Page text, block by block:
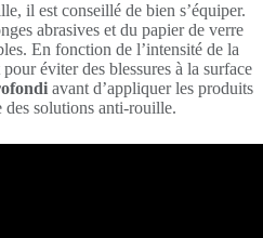
il est conseillé de bien s’équiper.
abrasives et du papier de verre
En fonction de l’intensité de la
éviter des blessures à la surface
avant d’appliquer les produits
des solutions anti-rouille.